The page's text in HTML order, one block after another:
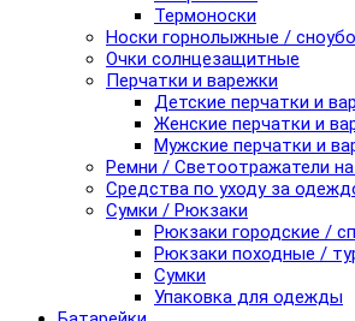
Термоноски
Носки горнолыжные /
Очки солнцезащитные
Перчатки и варежки
Детские перчатки и
Женские перчатки и
Мужские перчатки и
Ремни / Светоотражатели
Средства по уходу за
Сумки / Рюкзаки
Рюкзаки городские /
Рюкзаки походные /
Сумки
Упаковка для одежды